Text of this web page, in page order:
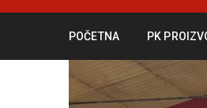
POČETNA PK